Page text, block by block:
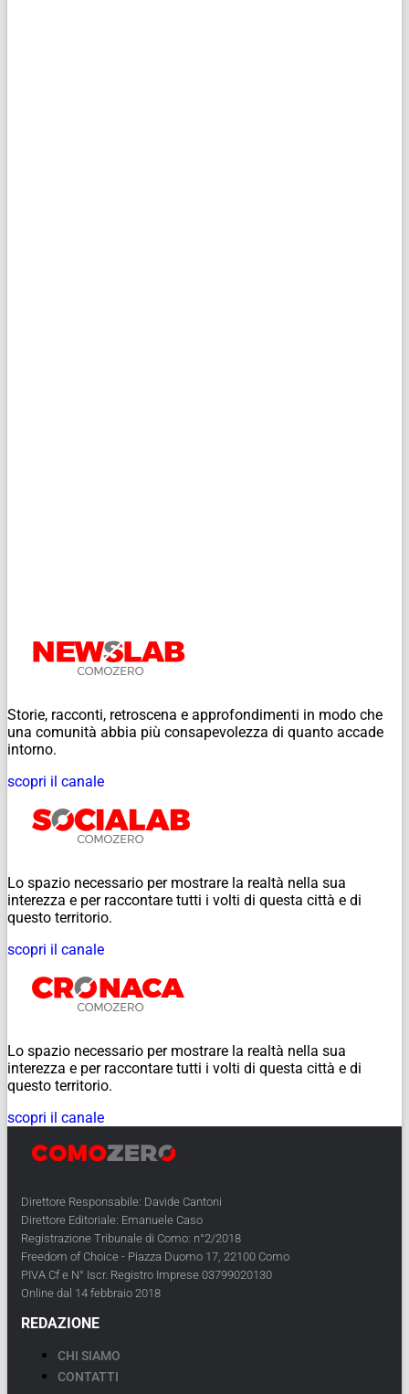
Storie, racconti, retroscena e approfondimenti in modo che
una comunità abbia più consapevolezza di quanto accade
intorno.
scopri il canale
Lo spazio necessario per mostrare la realtà nella sua
interezza e per raccontare tutti i volti di questa città e di
questo territorio.
scopri il canale
Lo spazio necessario per mostrare la realtà nella sua
interezza e per raccontare tutti i volti di questa città e di
questo territorio.
scopri il canale
Direttore Responsabile: Davide Cantoni
Direttore Editoriale: Emanuele Caso
Registrazione Tribunale di Como: n°2/2018
Freedom of Choice - Piazza Duomo 17, 22100 Como
PIVA Cf e N° Iscr. Registro Imprese 03799020130
Online dal 14 febbraio 2018
REDAZIONE
CHI SIAMO
CONTATTI